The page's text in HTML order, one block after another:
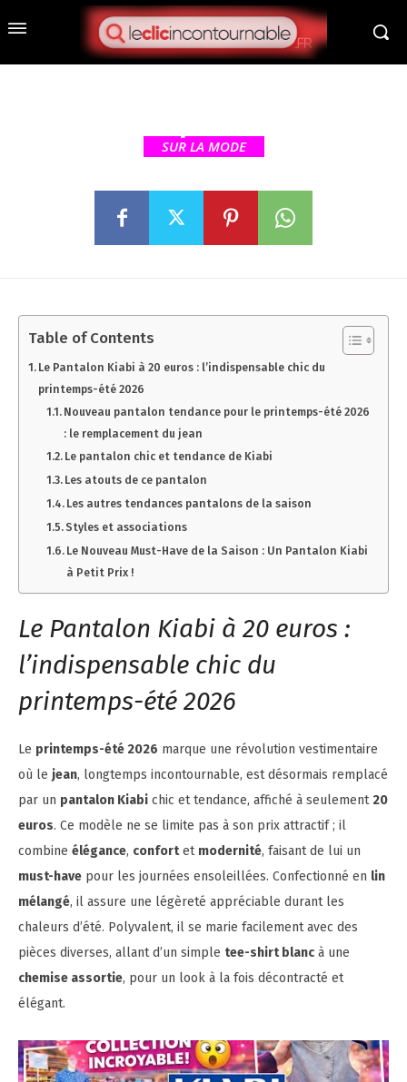
Le pantalon Kiabi à 20 euros
qui détrône le jean :
SUR LA MODE
Table of Contents
Le Pantalon Kiabi à 20 euros : l’indispensable chic du
printemps-été 2026
Nouveau pantalon tendance pour le printemps-été 2026
: le remplacement du jean
Le pantalon chic et tendance de Kiabi
Les atouts de ce pantalon
Les autres tendances pantalons de la saison
Styles et associations
Le Nouveau Must-Have de la Saison : Un Pantalon Kiabi
à Petit Prix !
Le Pantalon Kiabi à 20 euros :
l’indispensable chic du
printemps-été 2026
Le printemps-été 2026 marque une révolution vestimentaire
où le jean, longtemps incontournable, est désormais remplacé
par un pantalon Kiabi chic et tendance, affiché à seulement 20
euros. Ce modèle ne se limite pas à son prix attractif ; il
combine élégance, confortet modernité, faisant de lui un
must-have pour les journées ensoleillées. Confectionné en lin
mélangé, il assure une légèreté appréciable durant les
chaleurs d’été. Polyvalent, il se marie facilement avec des
pièces diverses, allant d’un simple tee-shirt blanc à une
chemise assortie, pour un look à la fois décontracté et
élégant.